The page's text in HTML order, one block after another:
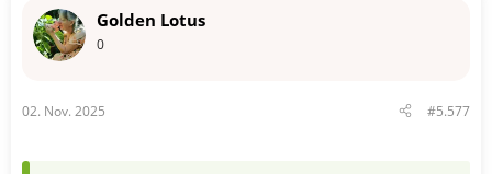
o
:
Golden Lotus
0
02. Nov. 2025 #5.577